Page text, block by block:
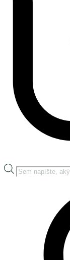
Products
search